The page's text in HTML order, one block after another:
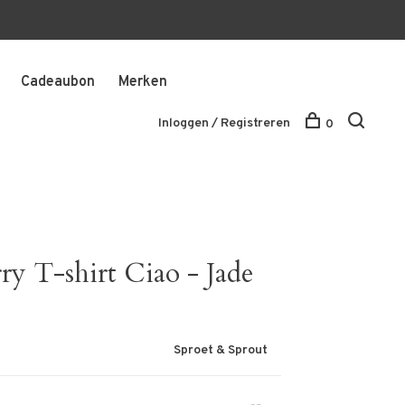
Cadeaubon Merken
Inloggen / Registreren 0
T-shirt Ciao - Jade
Sproet & Sprout